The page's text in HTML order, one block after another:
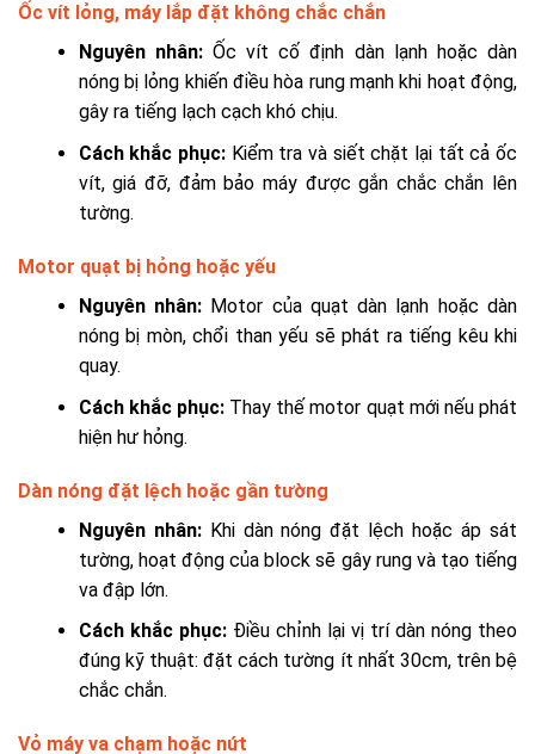
Ốc vít lỏng, máy lắp đặt không chắc chắn
Nguyên nhân:Ốc vít cố định dàn lạnh hoặc dàn
nóng bị lỏng khiến điều hòa rung mạnh khi hoạt động,
gây ra tiếng lạch cạch khó chịu.
Cách khắc phục: Kiểm tra và siết chặt lại tất cả ốc
vít, giá đỡ, đảm bảo máy được gắn chắc chắn lên
tường.
Motor quạt bị hỏng hoặc yếu
Nguyên nhân: Motor của quạt dàn lạnh hoặc dàn
nóng bị mòn, chổi than yếu sẽ phát ra tiếng kêu khi
quay.
Cách khắc phục: Thay thế motor quạt mới nếu phát
hiện hư hỏng.
Dàn nóng đặt lệch hoặc gần tường
Nguyên nhân:Khi dàn nóng đặt lệch hoặc áp sát
tường, hoạt động của block sẽ gây rung và tạo tiếng
va đập lớn.
Cách khắc phục:Điều chỉnh lại vị trí dàn nóng theo
đúng kỹ thuật: đặt cách tường ít nhất 30cm, trên bệ
chắc chắn.
Vỏ máy va chạm hoặc nứt